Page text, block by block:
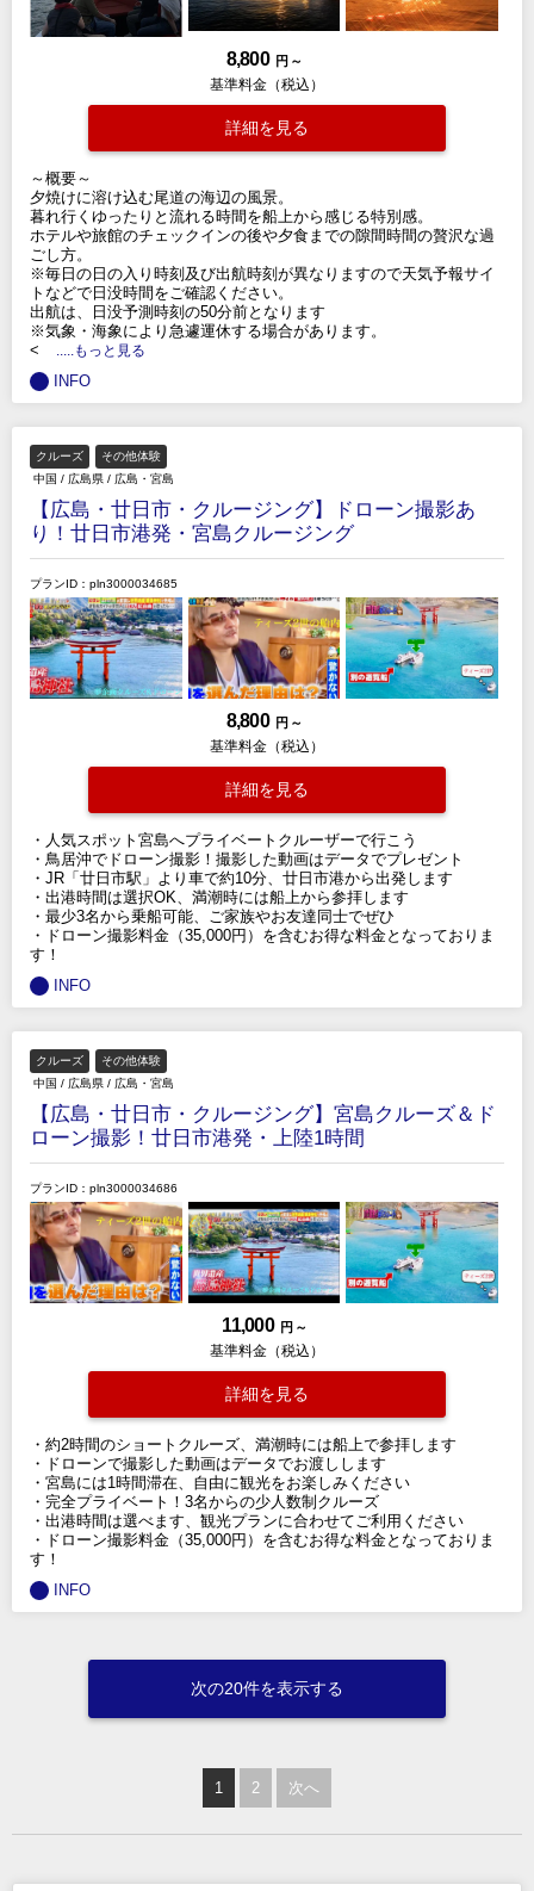
8,800 円 ～
基準料金（税込）
詳細を見る
～概要～
夕焼けに溶け込む尾道の海辺の風景。
暮れ行くゆったりと流れる時間を船上から感じる特別感。
ホテルや旅館のチェックインの後や夕食までの隙間時間の贅沢な過
ごし方。
※毎日の日の入り時刻及び出航時刻が異なりますので天気予報サイ
トなどで日没時間をご確認ください。
出航は、日没予測時刻の50分前となります
※気象・海象により急遽運休する場合があります。
<
.....もっと見る
INFO
クルーズ
その他体験
中国 / 広島県 / 広島・宮島
【広島・廿日市・クルージング】ドローン撮影あ
り！廿日市港発・宮島クルージング
プランID：pln3000034685
8,800 円 ～
基準料金（税込）
詳細を見る
・人気スポット宮島へプライベートクルーザーで行こう
・鳥居沖でドローン撮影！撮影した動画はデータでプレゼント
・JR「廿日市駅」より車で約10分、廿日市港から出発します
・出港時間は選択OK、満潮時には船上から参拝します
・最少3名から乗船可能、ご家族やお友達同士でぜひ
・ドローン撮影料金（35,000円）を含むお得な料金となっておりま
す！
INFO
クルーズ
その他体験
中国 / 広島県 / 広島・宮島
【広島・廿日市・クルージング】宮島クルーズ＆ド
ローン撮影！廿日市港発・上陸1時間
プランID：pln3000034686
11,000 円 ～
基準料金（税込）
詳細を見る
・約2時間のショートクルーズ、満潮時には船上で参拝します
・ドローンで撮影した動画はデータでお渡しします
・宮島には1時間滞在、自由に観光をお楽しみください
・完全プライベート！3名からの少人数制クルーズ
・出港時間は選べます、観光プランに合わせてご利用ください
・ドローン撮影料金（35,000円）を含むお得な料金となっておりま
す！
INFO
次の20件を表示する
1 2 次へ